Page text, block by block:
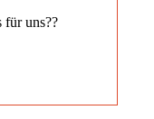
für uns??